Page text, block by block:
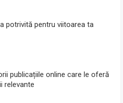
potrivită pentru viitoarea ta
publicațiile online care le oferă
relevante